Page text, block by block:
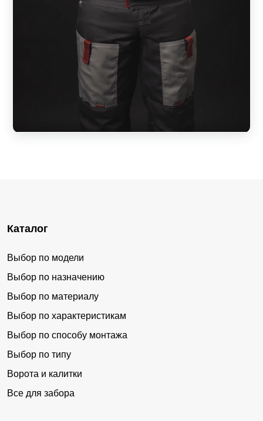
Каталог
Выбор по модели
Выбор по назначению
Выбор по материалу
Выбор по характеристикам
Выбор по способу монтажа
Выбор по типу
Ворота и калитки
Все для забора